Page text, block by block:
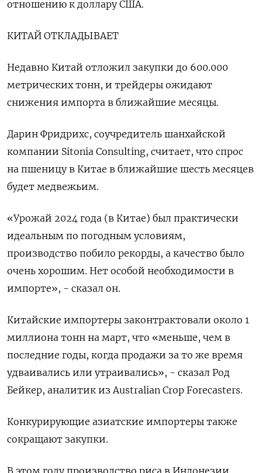
отношению к доллару США.
КИТАЙ ОТКЛАДЫВАЕТ
Недавно Китай отложил закупки до 600.000
метрических тонн, и трейдеры ожидают
снижения импорта в ближайшие месяцы.
Дарин Фридрихс, соучредитель шанхайской
компании Sitonia Consulting, считает, что спрос
на пшеницу в Китае в ближайшие шесть месяцев
будет медвежьим.
«Урожай 2024 года (в Китае) был практически
идеальным по погодным условиям,
производство побило рекорды, а качество было
очень хорошим. Нет особой необходимости в
импорте», - сказал он.
Китайские импортеры законтрактовали около 1
миллиона тонн на март, что «меньше, чем в
последние годы, когда продажи за то же время
удваивались или утраивались», - сказал Род
Бейкер, аналитик из Australian Crop Forecasters.
Конкурирующие азиатские импортеры также
сокращают закупки.
В этом году производство риса в Индонезии